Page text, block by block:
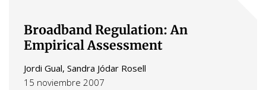
Broadband Regulation: An
Empirical Assessment
Jordi Gual, Sandra Jódar Rosell
15 noviembre 2007